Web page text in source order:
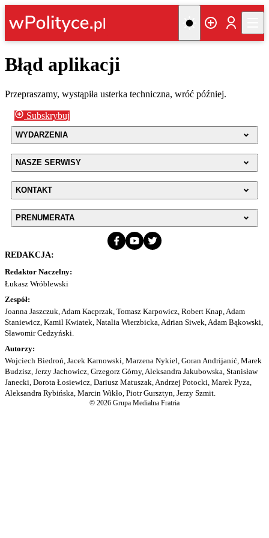
Błąd aplikacji
Przepraszamy, wystąpiła usterka techniczna, wróć później.
Subskrybuj
WYDARZENIA
NASZE SERWISY
KONTAKT
PRENUMERATA
REDAKCJA:
Redaktor Naczelny:
Łukasz Wróblewski
Zespół:
Joanna Jaszczuk, Adam Kacprzak, Tomasz Karpowicz, Robert Knap, Adam
Staniewicz, Kamil Kwiatek, Natalia Wierzbicka, Adrian Siwek, Adam Bąkowski,
Sławomir Cedzyński.
Autorzy:
Wojciech Biedroń, Jacek Karnowski, Marzena Nykiel, Goran Andrijanić, Marek
Budzisz, Jerzy Jachowicz, Grzegorz Górny, Aleksandra Jakubowska, Stanisław
Janecki, Dorota Łosiewicz, Dariusz Matuszak, Andrzej Potocki, Marek Pyza,
Aleksandra Rybińska, Marcin Wikło, Piotr Gursztyn, Jerzy Szmit.
© 2026 Grupa Medialna Fratria